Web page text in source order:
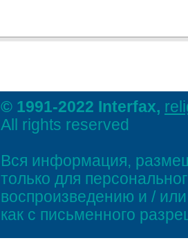
© 1991-2022 Interfax,
All rights reserved
Вся информация,
только для
воспроизведению и /
как с письменного